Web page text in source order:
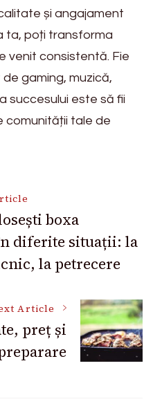
și angajament
ta, poți transforma
venit consistentă. Fie
gaming, muzică,
succesului este să fii
comunității tale de
boxa
diferite situații: la
la petrecere
Article
preț și